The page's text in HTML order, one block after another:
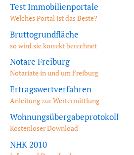
Test Immobilienportale
Welches Portal ist das Beste?
Bruttogrundfläche
so wird sie korrekt berechnet
Notare Freiburg
Notariate in und um Freiburg
Ertragswertverfahren
Anleitung zur Wertermittlung
Wohnungsübergabeprotokoll
Kostenloser Download
NHK 2010